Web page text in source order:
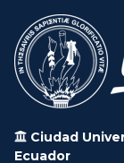
Ciudad
Ecuador